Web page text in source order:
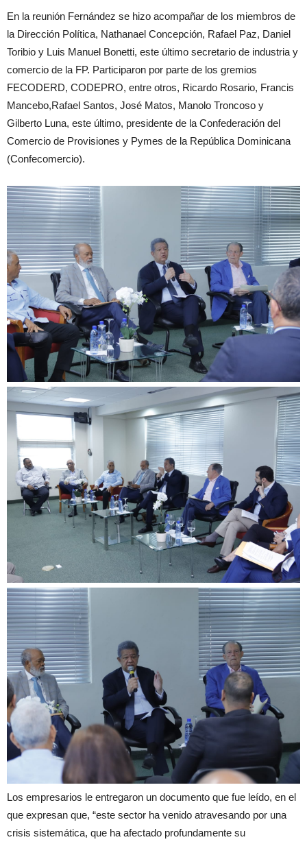
En la reunión Fernández se hizo acompañar de los miembros de
la Dirección Política, Nathanael Concepción, Rafael Paz, Daniel
Toribio y Luis Manuel Bonetti, este último secretario de industria y
comercio de la FP. Participaron por parte de los gremios
FECODERD, CODEPRO, entre otros, Ricardo Rosario, Francis
Mancebo,Rafael Santos, José Matos, Manolo Troncoso y
Gilberto Luna, este último, presidente de la Confederación del
Comercio de Provisiones y Pymes de la República Dominicana
(Confecomercio).
Los empresarios le entregaron un documento que fue leído, en el
que expresan que, “este sector ha venido atravesando por una
crisis sistemática, que ha afectado profundamente su